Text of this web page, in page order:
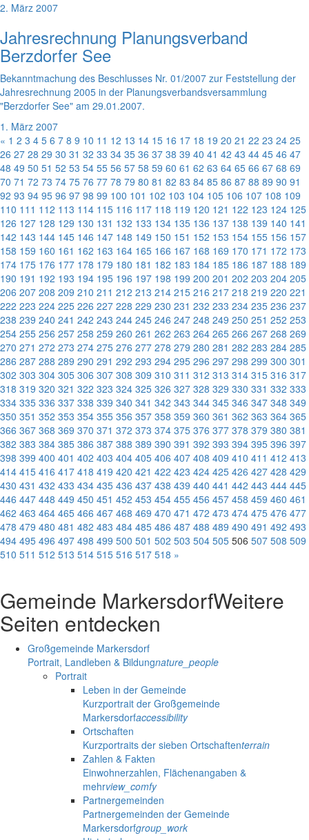
2. März 2007
Jahresrechnung Planungsverband
Berzdorfer See
Bekanntmachung des Beschlusses Nr. 01/2007 zur Feststellung der
Jahresrechnung 2005 in der Planungsverbandsversammlung
"Berzdorfer See" am 29.01.2007.
1. März 2007
« 1 2 3 4 5 6 7 8 9 10 11 12 13 14 15 16 17 18 19 20 21 22 23 24 25
26 27 28 29 30 31 32 33 34 35 36 37 38 39 40 41 42 43 44 45 46 47
48 49 50 51 52 53 54 55 56 57 58 59 60 61 62 63 64 65 66 67 68 69
70 71 72 73 74 75 76 77 78 79 80 81 82 83 84 85 86 87 88 89 90 91
92 93 94 95 96 97 98 99 100 101 102 103 104 105 106 107 108 109
110 111 112 113 114 115 116 117 118 119 120 121 122 123 124 125
126 127 128 129 130 131 132 133 134 135 136 137 138 139 140 141
142 143 144 145 146 147 148 149 150 151 152 153 154 155 156 157
158 159 160 161 162 163 164 165 166 167 168 169 170 171 172 173
174 175 176 177 178 179 180 181 182 183 184 185 186 187 188 189
190 191 192 193 194 195 196 197 198 199 200 201 202 203 204 205
206 207 208 209 210 211 212 213 214 215 216 217 218 219 220 221
222 223 224 225 226 227 228 229 230 231 232 233 234 235 236 237
238 239 240 241 242 243 244 245 246 247 248 249 250 251 252 253
254 255 256 257 258 259 260 261 262 263 264 265 266 267 268 269
270 271 272 273 274 275 276 277 278 279 280 281 282 283 284 285
286 287 288 289 290 291 292 293 294 295 296 297 298 299 300 301
302 303 304 305 306 307 308 309 310 311 312 313 314 315 316 317
318 319 320 321 322 323 324 325 326 327 328 329 330 331 332 333
334 335 336 337 338 339 340 341 342 343 344 345 346 347 348 349
350 351 352 353 354 355 356 357 358 359 360 361 362 363 364 365
366 367 368 369 370 371 372 373 374 375 376 377 378 379 380 381
382 383 384 385 386 387 388 389 390 391 392 393 394 395 396 397
398 399 400 401 402 403 404 405 406 407 408 409 410 411 412 413
414 415 416 417 418 419 420 421 422 423 424 425 426 427 428 429
430 431 432 433 434 435 436 437 438 439 440 441 442 443 444 445
446 447 448 449 450 451 452 453 454 455 456 457 458 459 460 461
462 463 464 465 466 467 468 469 470 471 472 473 474 475 476 477
478 479 480 481 482 483 484 485 486 487 488 489 490 491 492 493
494 495 496 497 498 499 500 501 502 503 504 505 506 507 508 509
510 511 512 513 514 515 516 517 518 »
Gemeinde MarkersdorfWeitere
Seiten entdecken
Großgemeinde Markersdorf
Portrait, Landleben & Bildungnature_people
Portrait
Leben in der Gemeinde
Kurzportrait der Großgemeinde
Markersdorfaccessibility
Ortschaften
Kurzportraits der sieben Ortschaftenterrain
Zahlen & Fakten
Einwohnerzahlen, Flächenangaben &
mehrview_comfy
Partnergemeinden
Partnergemeinden der Gemeinde
Markersdorfgroup_work